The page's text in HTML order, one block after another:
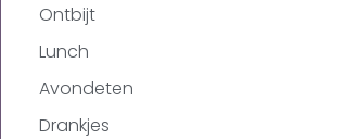
Ontbijt
Lunch
Avondeten
Drankjes